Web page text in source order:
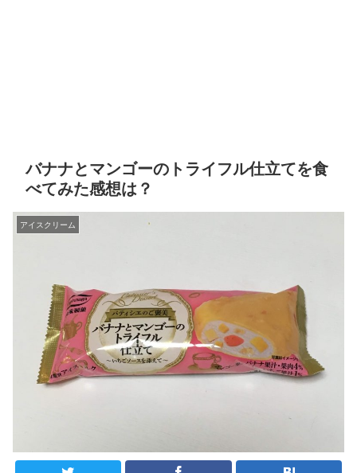
バナナとマンゴーのトライフル仕立てを食
べてみた感想は？
アイスクリーム